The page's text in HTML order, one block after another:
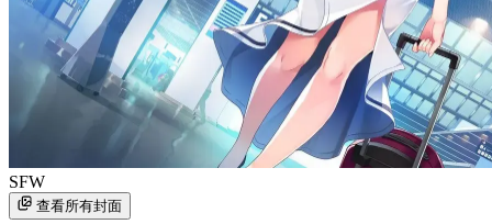
SFW
查看所有封面